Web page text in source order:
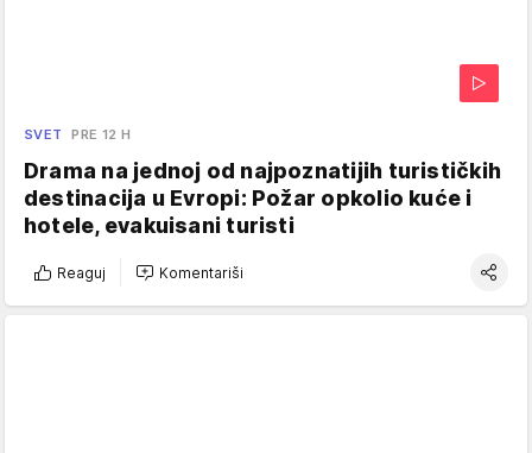
SVET PRE 12 H
Drama na jednoj od najpoznatijih turističkih
destinacija u Evropi: Požar opkolio kuće i
hotele, evakuisani turisti
Reaguj Komentariši